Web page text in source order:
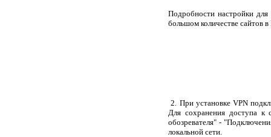
Подробности настройки
большом количестве сайтов
2. При установке VPN
Для сохранения доступа к
обозревателя" -
локальной сети.